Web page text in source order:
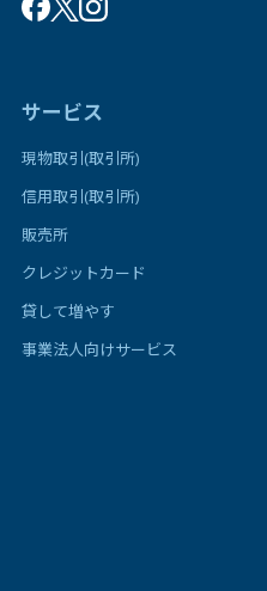
サービス
現物取引(取引所)
信用取引(取引所)
販売所
クレジットカード
貸して増やす
事業法人向けサービス